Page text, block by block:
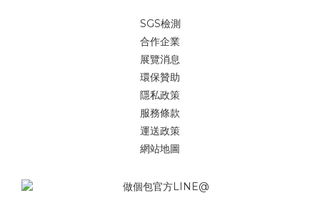
SGS檢測
合作企業
展覽消息
環保贊助
隱私政策
服務條款
運送政策
網站地圖